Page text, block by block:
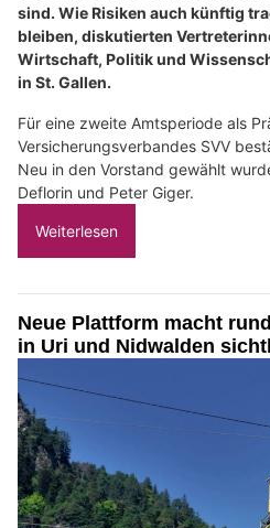
sind. Wie Risiken auch künftig
bleiben, diskutierten
Wirtschaft, Politik und
in St. Gallen.
Für eine zweite Amtsperiode als
Versicherungsverbandes SVV
Neu in den Vorstand gewählt
Deflorin und Peter Giger.
Weiterlesen
Neue Plattform macht
in Uri und Nidwalden